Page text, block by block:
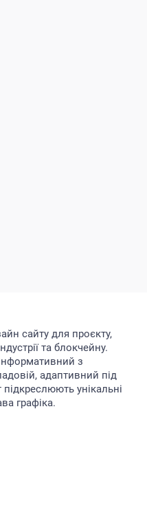
сайту для проєкту,
та блокчейну.
з
адаптивний під
підкреслюють унікальні
графіка.